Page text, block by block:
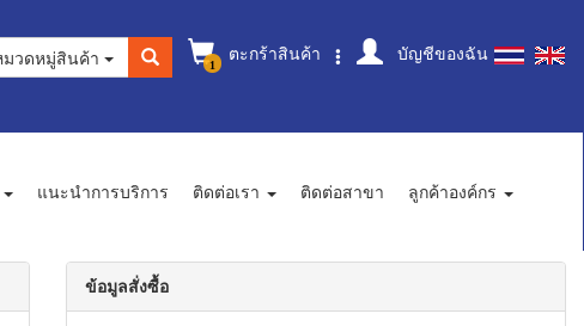
1 ตะกร้าสินค้า บัญชีของฉัน
วดหมู่สินค้า
แนะนำการบริการ ติดต่อเรา ติดต่อสาขา
ลูกค้าองค์กร
ข้อมูลสั่งซื้อ